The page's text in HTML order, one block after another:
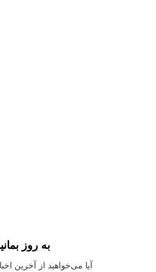
exception has occurred while loading
به روز
آیا می‌خواهید از آخرین